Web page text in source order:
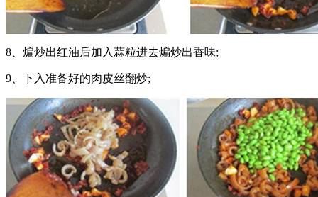
8、煸炒出红油后加入蒜粒进去煸炒出香味;
9、下入准备好的肉皮丝翻炒;